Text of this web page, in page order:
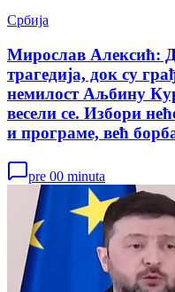
Србија
Мирослав Алексић:
трагедија, док су
немилост Аљбину
весели се. Избори
и програме, већ
pre 00 minuta